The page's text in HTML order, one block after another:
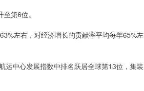
第6位。
左右，对经济增长的贡献率平均每年65%左
中心发展指数中排名跃居全球第13位，集装